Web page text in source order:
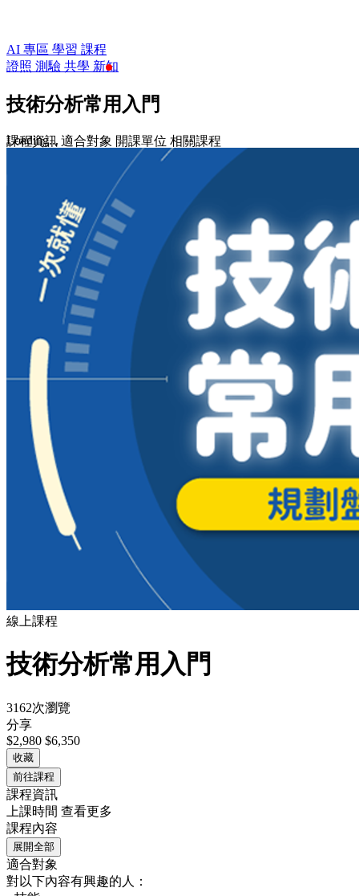
AI 專區 學習 課程
證照 測驗 共學 新知
技術分析常用入門
課程資訊 適合對象 開課單位 相關課程
Loading...
線上課程
技術分析常用入門
3162次瀏覽
分享
$2,980 $6,350
收藏
前往課程
課程資訊
上課時間 查看更多
課程內容
展開全部
適合對象
對以下內容有興趣的人：